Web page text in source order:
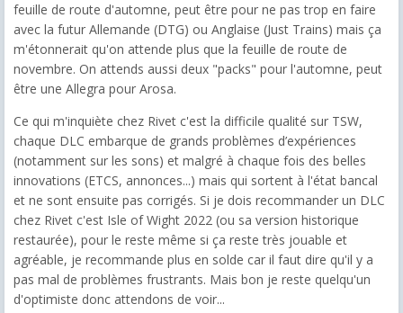
feuille de route d'automne, peut être pour ne pas trop en faire
avec la futur Allemande (DTG) ou Anglaise (Just Trains) mais ça
m'étonnerait qu'on attende plus que la feuille de route de
novembre. On attends aussi deux "packs" pour l'automne, peut
être une Allegra pour Arosa.
Ce qui m'inquiète chez Rivet c'est la difficile qualité sur TSW,
chaque DLC embarque de grands problèmes d’expériences
(notamment sur les sons) et malgré à chaque fois des belles
innovations (ETCS, annonces...) mais qui sortent à l'état bancal
et ne sont ensuite pas corrigés. Si je dois recommander un DLC
chez Rivet c'est Isle of Wight 2022 (ou sa version historique
restaurée), pour le reste même si ça reste très jouable et
agréable, je recommande plus en solde car il faut dire qu'il y a
pas mal de problèmes frustrants. Mais bon je reste quelqu'un
d'optimiste donc attendons de voir...